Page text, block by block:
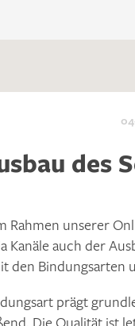
des
Rahmen unserer
Kanäle auch der
den
prägt
Die Qualität ist